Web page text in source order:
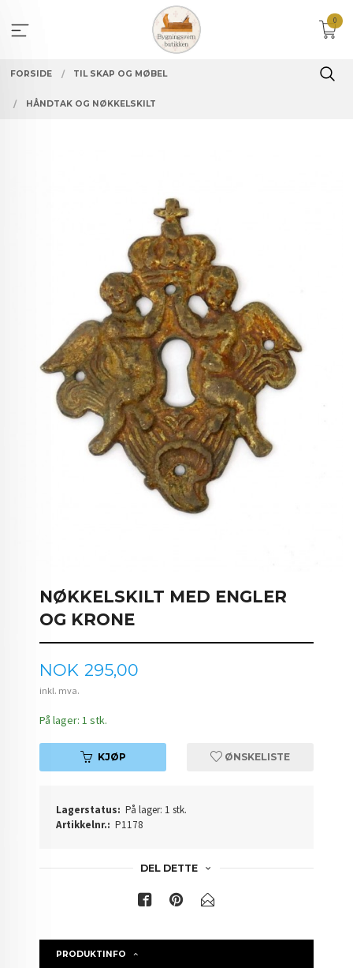
innholdet
0
FORSIDE TIL SKAP OG MØBEL
HÅNDTAK OG NØKKELSKILT
NØKKELSKILT MED ENGLER
OG KRONE
Pris
NOK 295,00
inkl. mva.
På lager: 1 stk.
KJØP ØNSKELISTE
Lagerstatus: På lager: 1 stk.
Artikkelnr.: P1178
DEL DETTE
PRODUKTINFO